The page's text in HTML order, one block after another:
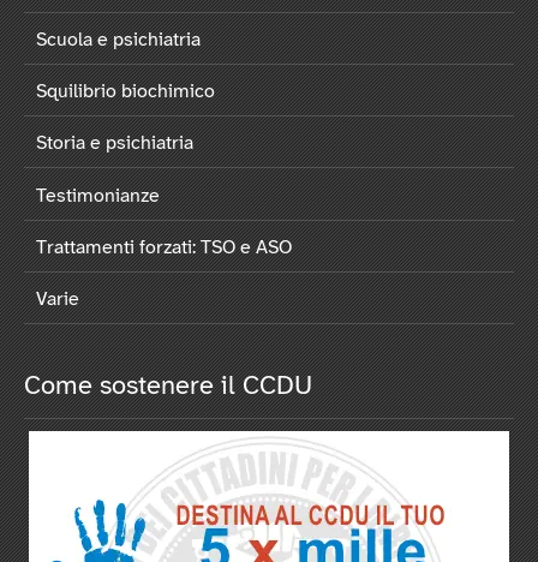
Scuola e psichiatria
Squilibrio biochimico
Storia e psichiatria
Testimonianze
Trattamenti forzati: TSO e ASO
Varie
Come sostenere il CCDU